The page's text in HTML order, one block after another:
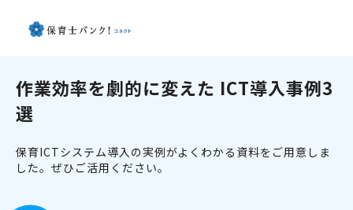
作業効率を劇的に変えた ICT導入事例3
選
保育ICTシステム導入の実例がよくわかる資料をご用意しま
した。ぜひご活用ください。